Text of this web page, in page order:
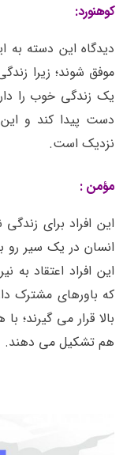
کوهنورد:
دیدگاه این دسته به
موفق شوند؛ زیرا
یک زندگی خوب را
دست پیدا کند و این
نزدیک است.
مؤمن :
این افراد برای
انسان در یک سیر رو
این افراد اعتقاد به
که باورهای مشترک
بالا قرار می گیرند؛
هم تشکیل می دهند.